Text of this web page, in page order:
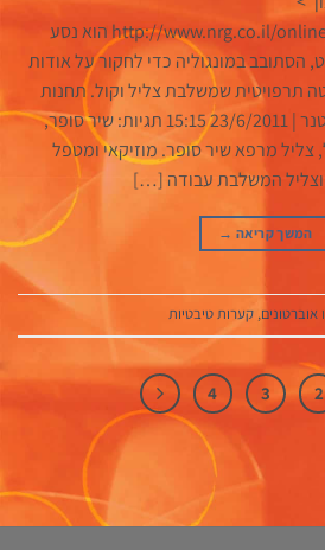
http://www.nrg.co.il/online/55/ART2/253/266.html הוא נסע
הסתובב במונגוליה כדי לחקור על אודות
תרפויטית שמשלבת צליל וקול. תחנות
הרוח של שיר סופר משה קוטנר | 23/6/2011 15:15 תגיות: שיר סופר,
צליל מרפא שיר סופר. מוזיקאי ומטפל
המשלבת עבודה […]
המשך קריאה →
אוברטונים, קערות טיבטיות
2
3
4